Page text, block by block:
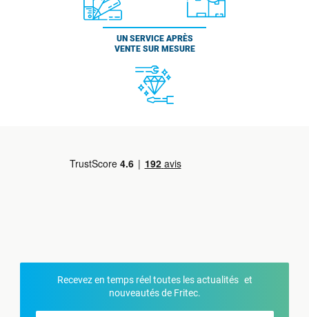
UN SERVICE APRÈS
VENTE SUR MESURE
Recevez en temps réel toutes les actualités et
nouveautés de Fritec.